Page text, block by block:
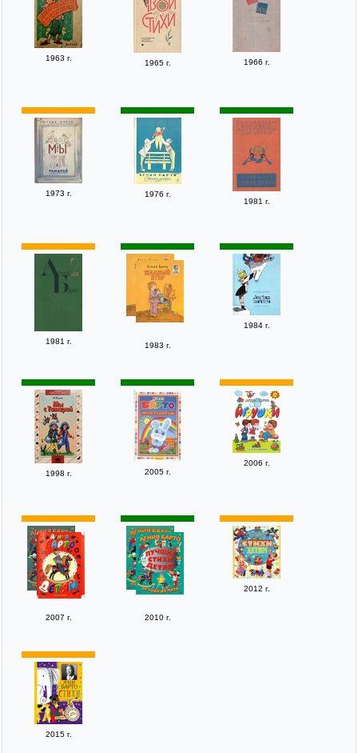
1963 г.
1965 г. 1966 г.
1973 г.
1976 г.
1981 г.
1981 г. 1983 г.
1984 г.
1998 г. 2005 г.
2006 г.
2007 г. 2010 г.
2012 г.
2015 г.